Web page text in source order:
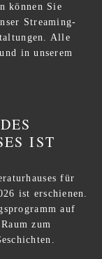
können Sie
Streaming-
Alle
und in unserem
IST
für
ist erschienen.
auf
zum